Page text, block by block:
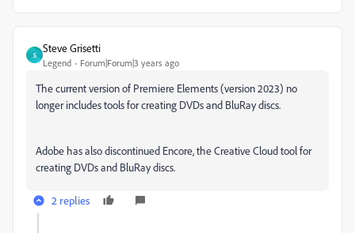
S
Steve Grisetti
Legend Forum|Forum|3 years ago
The current version of Premiere Elements (version 2023) no
longer includes tools for creating DVDs and BluRay discs.
Adobe has also discontinued Encore, the Creative Cloud tool for
creating DVDs and BluRay discs.
2 replies